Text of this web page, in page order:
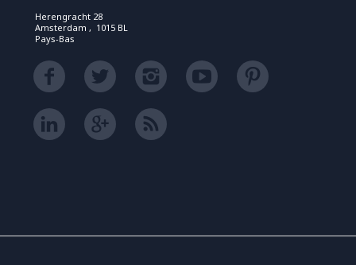
Herengracht 28
Amsterdam , 1015 BL
Pays-Bas